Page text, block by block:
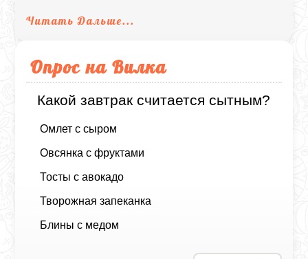
Читать Дальше...
Опрос на Вилка
Какой завтрак считается сытным?
Омлет с сыром
Овсянка с фруктами
Тосты с авокадо
Творожная запеканка
Блины с медом